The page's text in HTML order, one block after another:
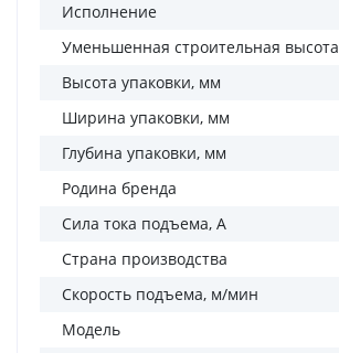
Исполнение
Уменьшенная строительная высота
Высота упаковки, мм
Ширина упаковки, мм
Глубина упаковки, мм
Родина бренда
Сила тока подъема, А
Страна производства
Скорость подъема, м/мин
Модель